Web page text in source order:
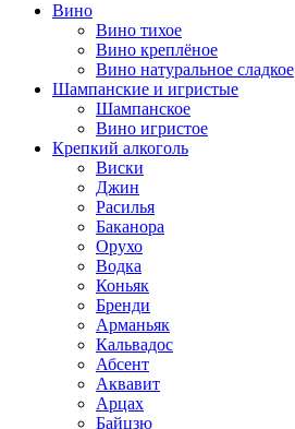
Вино
Вино тихое
Вино креплёное
Вино натуральное сладкое
Шампанские и игристые
Шампанское
Вино игристое
Крепкий алкоголь
Виски
Джин
Расилья
Баканора
Орухо
Водка
Коньяк
Бренди
Арманьяк
Кальвадос
Абсент
Аквавит
Арцах
Байцзю